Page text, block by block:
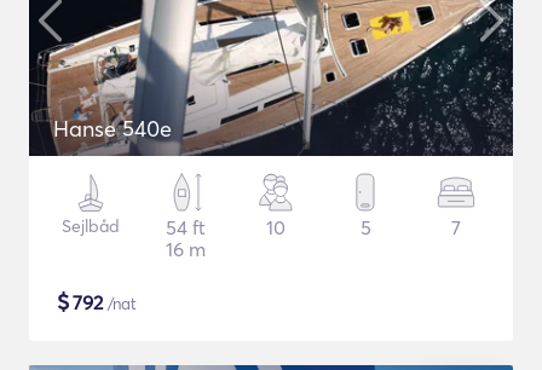
Hanse 540e
Sejlbåd
54 ft
16 m
10 5 7
$792/nat